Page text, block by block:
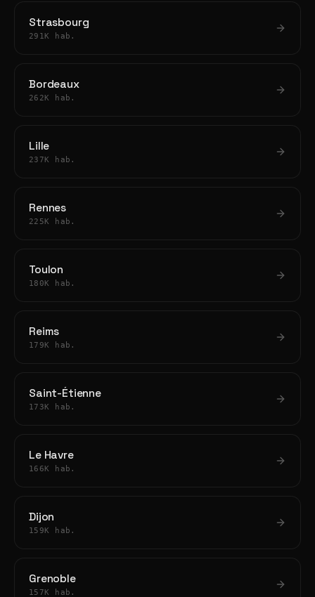
Strasbourg
291K hab.
Bordeaux
262K hab.
Lille
237K hab.
Rennes
225K hab.
Toulon
180K hab.
Reims
179K hab.
Saint-Étienne
173K hab.
Le Havre
166K hab.
Dijon
159K hab.
Grenoble
157K hab.